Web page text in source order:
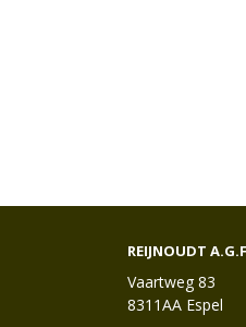
REIJNOUDT
Vaartweg 83
8311AA Espel